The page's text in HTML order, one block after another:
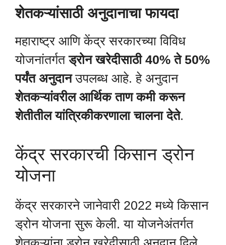
शेतकऱ्यांसाठी अनुदानाचा फायदा
महाराष्ट्र आणि केंद्र सरकारच्या विविध
योजनांतर्गतड्रोन खरेदीसाठी 40% ते 50%
पर्यंत अनुदानउपलब्ध आहे. हे अनुदान
शेतकऱ्यांवरील आर्थिक ताण कमी करून
शेतीतील यांत्रिकीकरणाला चालना देते.
केंद्र सरकारची किसान ड्रोन
योजना
केंद्र सरकारने जानेवारी 2022 मध्ये किसान
ड्रोन योजना सुरू केली. या योजनेअंतर्गत